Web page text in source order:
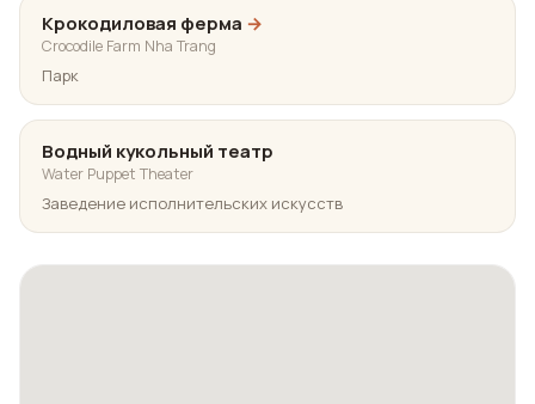
Крокодиловая ферма →
Crocodile Farm Nha Trang
Парк
Водный кукольный театр
Water Puppet Theater
Заведение исполнительских искусств